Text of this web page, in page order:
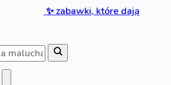
✨zabawki, które dają